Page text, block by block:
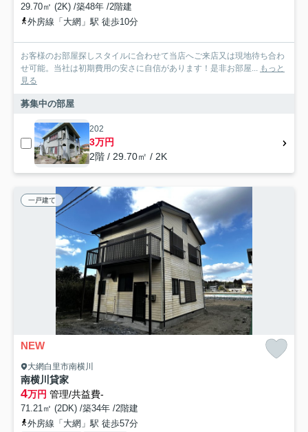
29.70㎡ (2K) /築48年 /2階建
外房線「大網」駅 徒歩10分
お客様のお部屋探しスタイルに合わせて当店へご来店又は現地待ち合わ
せ可能。当社は初期費用の安さに自信があります！是非お部屋... もっと
見る
募集中の部屋
202
3万円
2階 / 29.70㎡ / 2K
一戸建て
NEW
大網白里市南横川
南横川貸家
4万円 管理/共益費-
71.21㎡ (2DK) /築34年 /2階建
外房線「大網」駅 徒歩57分